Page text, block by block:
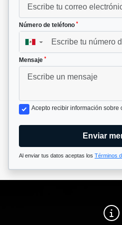
Número de teléfono *
▼
Mensaje *
Acepto recibir información sobre
Enviar
Al enviar tus datos aceptas los Términos